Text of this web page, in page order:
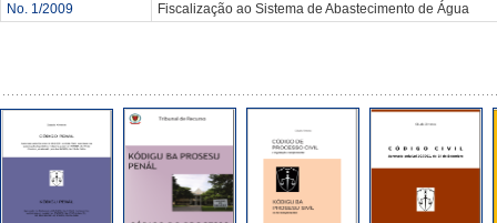
No. 1/2009 Fiscalização ao Sistema de Abastecimento de Água